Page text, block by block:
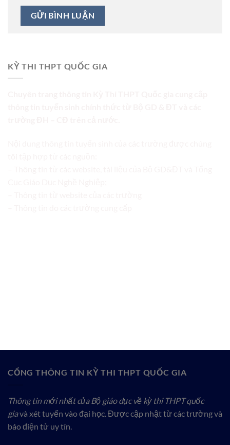
KỲ THI THPT QUỐC GIA
CỔNG THÔNG TIN KỲ THI THPT QUỐC GIA
Thông tin mới nhất của Bộ giáo dục về kỳ thi THPT quốc
giavà xét tuyển vào đại học. Được cập nhật từ các trường và
báo điện tử uy tín.